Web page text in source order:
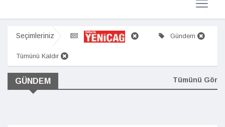
Seçimleriniz Gündem
Tümünü Kaldır
GÜNDEM Tümünü Gör